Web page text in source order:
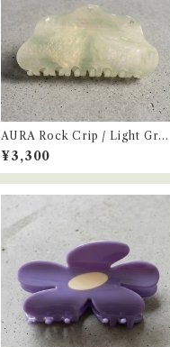
AURA Rock Crip / Light Gree
n
¥3,300